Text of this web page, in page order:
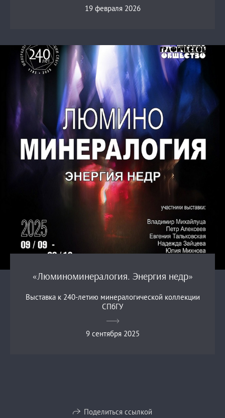
19 февраля 2026
«Люминоминералогия. Энергия недр»
Выставка к 240-летию минералогической коллекции
СПбГУ
9 сентября 2025
Поделиться ссылкой